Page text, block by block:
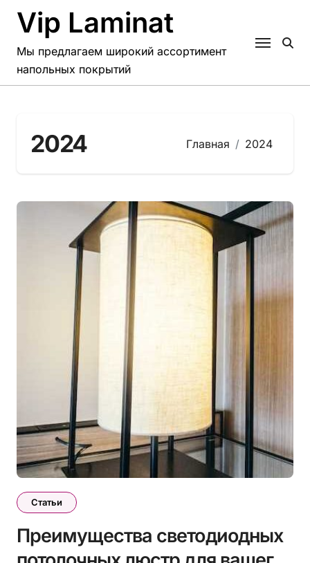
контенту
Vip Laminat
Мы предлагаем широкий ассортимент
напольных покрытий
2024 Главная 2024
Статьи
Преимущества светодиодных